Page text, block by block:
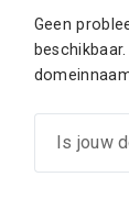
Geen